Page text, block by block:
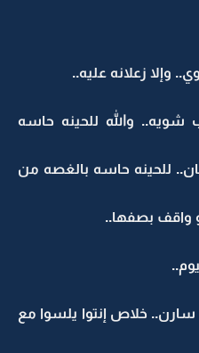
وإلا زعلانه عليه..
والله للحينه حاسه
للحينه حاسه بالغصه من
واقف بصفها..
سارن.. خلاص إنتوا يلسوا مع